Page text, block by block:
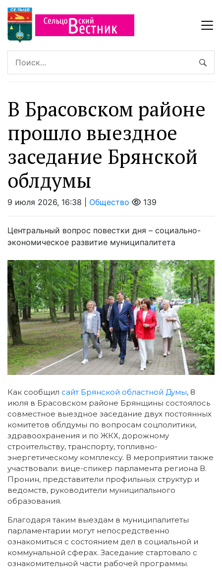
В Брасовском районе
прошло выездное
заседание Брянской
облдумы
9 июля 2026, 16:38 | Общество 139
Центральный вопрос повестки дня – социально-
экономическое развитие муниципалитета
Как сообщил сайт Брянской областной Думы, 8
июля в Брасовском районе Брянщины состоялось
совместное выездное заседание двух постоянных
комитетов облдумы по вопросам соцполитики,
здравоохранения и по ЖКХ, дорожному
строительству, транспорту, топливно-
энергетическому комплексу. В мероприятии также
участвовали: вице-спикер парламента региона В.
Пронин, представители профильных структур и
ведомств, руководители муниципального
образования.
Благодаря таким выездам в муниципалитеты
парламентарии могут непосредственно
ознакомиться с состоянием дел в социальной и
коммунальной сферах. Заседание стартовало с
ознакомительной части рабочей программы.